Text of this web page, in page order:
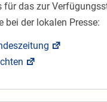
für das zur
bei der lokalen Presse: